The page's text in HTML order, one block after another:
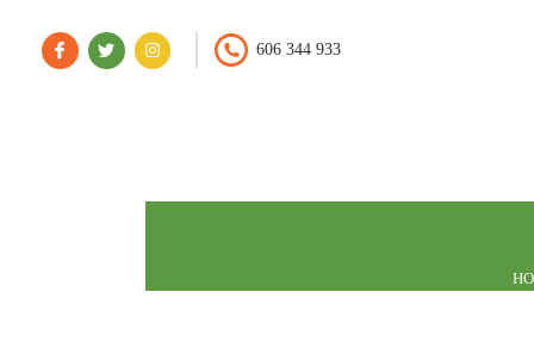
606 344 933